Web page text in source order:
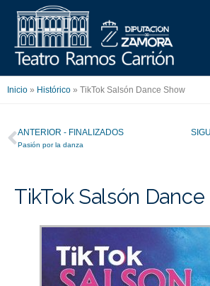
contenido
Inicio » Histórico » TikTok Salsón Dance Show
Ant
ANTERIOR - FINALIZADOS
Pasión por la danza
TikTok Salsón